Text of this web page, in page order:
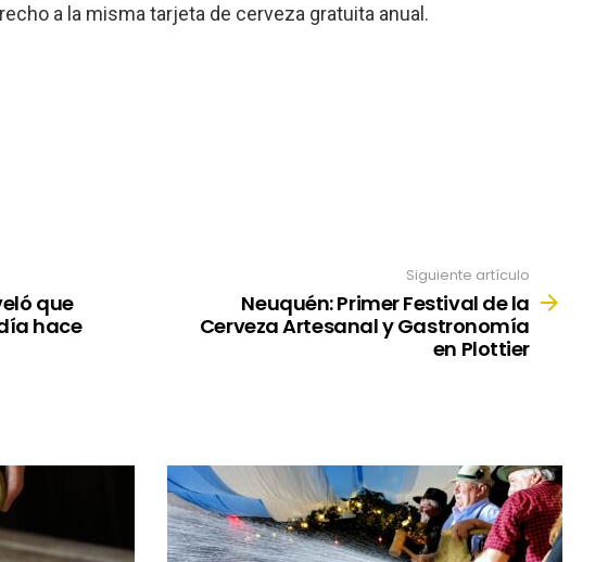
a la misma tarjeta de cerveza gratuita anual.
que
hace
Siguiente artículo
Neuquén: Primer Festival de la
Cerveza Artesanal y Gastronomía
en Plottier